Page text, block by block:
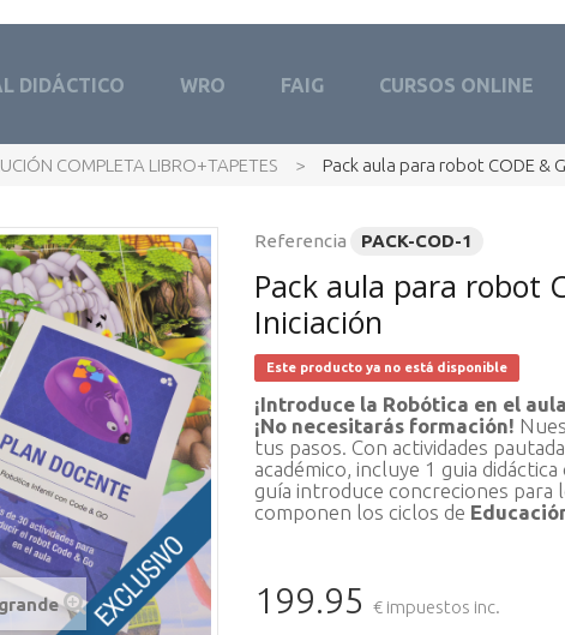
DIDÁCTICO WRO FAIG CURSOS ONLINE
COMPLETA LIBRO+TAPETES > Pack aula para robot CODE &
Referencia PACK-COD-1
Pack aula para robot
Iniciación
Este producto ya no está disponible
¡Introduce la Robótica en el
¡No necesitarás formación!
tus pasos. Con actividades
académico, incluye 1 guia
guía introduce concreciones para
componen los ciclos de
199.95 € impuestos inc.